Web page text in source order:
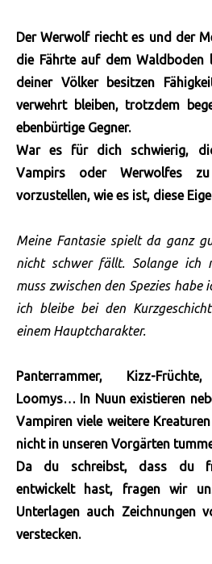
Der Werwolf riecht es und der
die Fährte auf dem Waldboden
deiner Völker besitzen
verwehrt bleiben, trotzdem
ebenbürtige Gegner.
War es für dich schwierig,
Vampirs oder Werwolfes
vorzustellen, wie es ist, diese
Meine Fantasie spielt da ganz
nicht schwer fällt. Solange ich
muss zwischen den Spezies habe
ich bleibe bei den
einem Hauptcharakter.
Panterrammer, Kizz-
Loomys… In Nuun existieren
Vampiren viele weitere
nicht in unseren Vorgärten
Da du schreibst, dass du
entwickelt hast, fragen wir
Unterlagen auch Zeichnungen
verstecken.